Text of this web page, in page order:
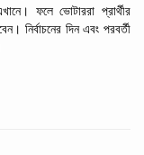
ফলে ভোটাররা প্রার্থীর
নির্বাচনের দিন এবং পরবর্তী